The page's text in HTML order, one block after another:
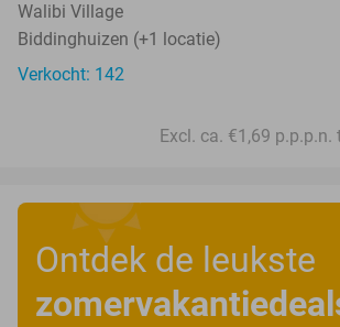
Walibi Village
Biddinghuizen (+1 locatie)
Verkocht: 142
Excl. ca. €1,69
Ontdek de leukste